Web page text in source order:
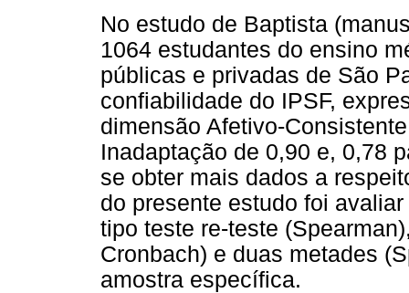
No estudo de Baptista
1064 estudantes do ensino
públicas e privadas de São
confiabilidade do IPSF,
dimensão Afetivo-
Inadaptação de 0,90 e, 0,78
se obter mais dados a
do presente estudo foi
tipo teste re-teste
Cronbach) e duas metades
amostra específica.